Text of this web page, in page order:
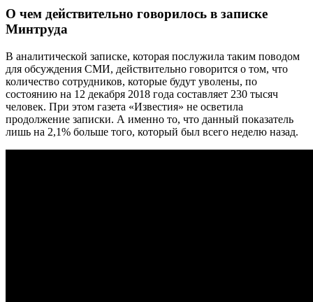
О чем действительно говорилось в записке
Минтруда
В аналитической записке, которая послужила таким поводом
для обсуждения СМИ, действительно говорится о том, что
количество сотрудников, которые будут уволены, по
состоянию на 12 декабря 2018 года составляет 230 тысяч
человек. При этом газета «Известия» не осветила
продолжение записки. А именно то, что данный показатель
лишь на 2,1% больше того, который был всего неделю назад.